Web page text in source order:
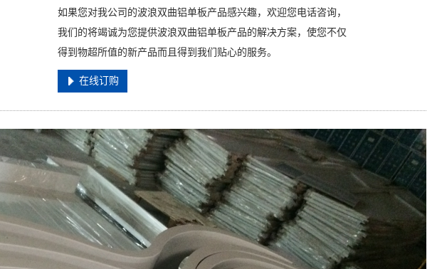
如果您对我公司的波浪双曲铝单板产品感兴趣，欢迎您电话咨询，
我们的将竭诚为您提供波浪双曲铝单板产品的解决方案，使您不仅
得到物超所值的新产品而且得到我们贴心的服务。
在线订购